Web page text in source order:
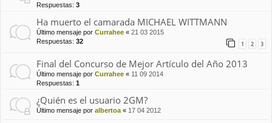
Respuestas: 3
Ha muerto el camarada MICHAEL WITTMANN
Último mensaje por Currahee « 21 03 2015
Respuestas: 32 1 2 3
Final del Concurso de Mejor Artículo del Año 2013
Último mensaje por Currahee « 11 09 2014
Respuestas: 1
¿Quién es el usuario 2GM?
Último mensaje por albertoa « 17 04 2012